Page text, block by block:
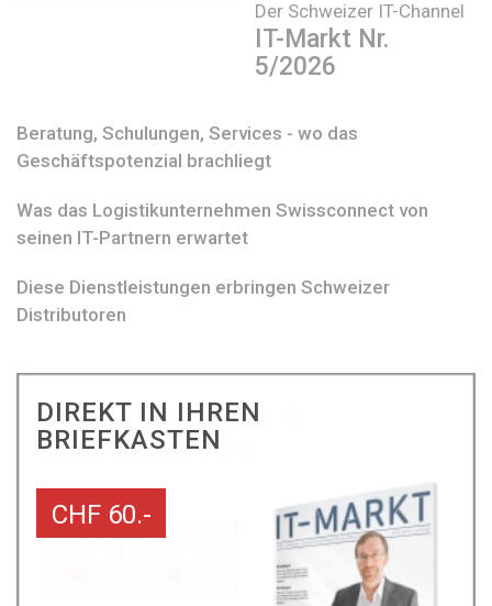
Der Schweizer IT-Channel
IT-Markt Nr.
5/2026
Beratung, Schulungen, Services - wo das
Geschäftspotenzial brachliegt
Was das Logistikunternehmen Swissconnect von
seinen IT-Partnern erwartet
Diese Dienstleistungen erbringen Schweizer
Distributoren
DIREKT IN IHREN
BRIEFKASTEN
CHF 60.-